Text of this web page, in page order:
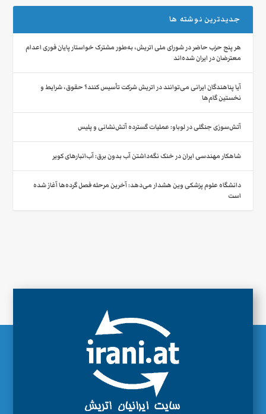
جدیدترین نوشته ها
هر پنج حزب حاضر در شورای ملی اتریش، به‌طور مشترک خواستار پایان فوری اعدام
معترضان در ایران شده‌اند
آیا پناهندگان ایرانی می‌توانند در اتریش شرکت تأسیس کنند؟ حقوق، شرایط و
نخستین گام‌ها
آتش‌سوزی جنگلی در لوباو: عملیات گسترده آتش‌نشانی و پلیس
شاهکار مهندسی ایران در خنک نگه‌داشتن آب بدون برق: آب‌انبارهای کویر
دانشگاه علوم پزشکی وین هشدار می‌دهد: آخرین مرحله فصل گرده‌ها آغاز شده
است